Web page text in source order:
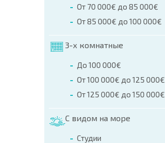
От 70 000€ до 85 000€
От 85 000€ до 100 000€
3-х комнатные
До 100 000€
От 100 000€ до 125 000€
От 125 000€ до 150 000€
С видом на море
Студии